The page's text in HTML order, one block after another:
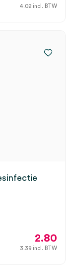
4.02 incl. BTW
2.80
3.39 incl. BTW